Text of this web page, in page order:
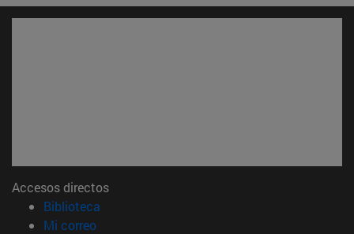
Accesos directos
Biblioteca
Mi correo(abre en nueva ventana)